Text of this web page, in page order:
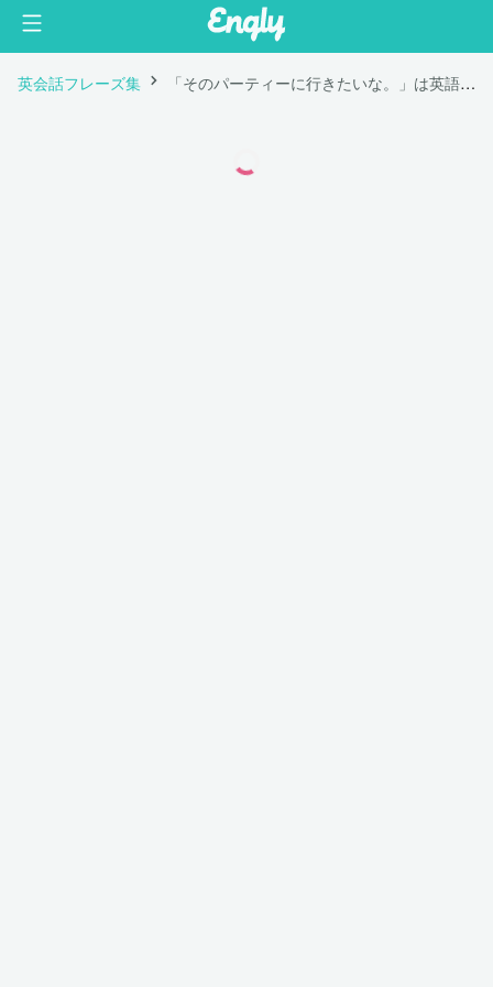
英会話フレーズ集 「そのパーティーに行きたいな。」は英語で "I'd love to go to the party."